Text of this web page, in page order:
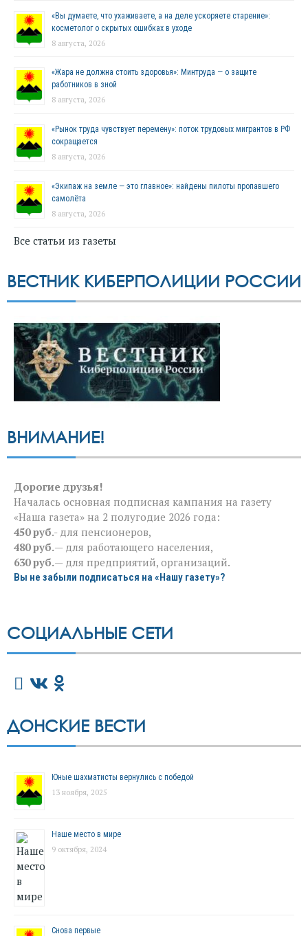
«Вы думаете, что ухаживаете, а на деле ускоряете старение»:
косметолог о скрытых ошибках в уходе
8 августа, 2026
«Жара не должна стоить здоровья»: Минтруда — о защите
работников в зной
8 августа, 2026
«Рынок труда чувствует перемену»: поток трудовых мигрантов в РФ
сокращается
8 августа, 2026
«Экипаж на земле — это главное»: найдены пилоты пропавшего
самолёта
8 августа, 2026
Все статьи из газеты
ВЕСТНИК КИБЕРПОЛИЦИИ РОССИИ
ВНИМАНИЕ!
Дорогие друзья!
Началась основная подписная кампания на газету
«Наша газета» на 2 полугодие 2026 года:
450 руб.- для пенсионеров,
480 руб.— для работающего населения,
630 руб.— для предприятий, организаций.
Вы не забыли подписаться на «Нашу газету»?
СОЦИАЛЬНЫЕ СЕТИ
ДОНСКИЕ ВЕСТИ
Юные шахматисты вернулись с победой
13 ноября, 2025
Наше место в мире
9 октября, 2024
Снова первые